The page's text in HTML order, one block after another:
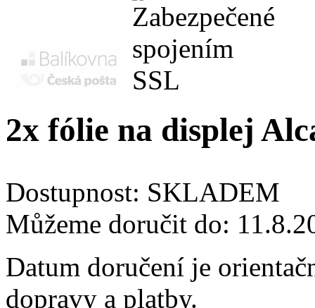
2x fólie na displej
Dostupnost: SKLADEM
Můžeme doručit do:
Datum doručení je
dopravy a platby.